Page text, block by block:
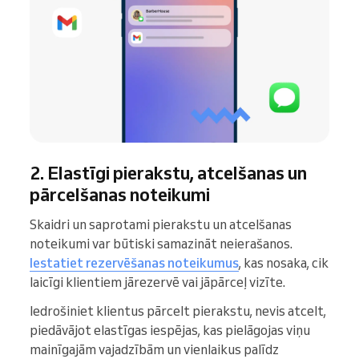
2. Elastīgi pierakstu, atcelšanas un
pārcelšanas noteikumi
Skaidri un saprotami pierakstu un atcelšanas
noteikumi var būtiski samazināt neierašanos.
Iestatiet rezervēšanas noteikumus, kas nosaka, cik
laicīgi klientiem jārezervē vai jāpārceļ vizīte.
Iedrošiniet klientus pārcelt pierakstu, nevis atcelt,
piedāvājot elastīgas iespējas, kas pielāgojas viņu
mainīgajām vajadzībām un vienlaikus palīdz